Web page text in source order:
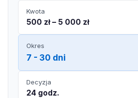
Kwota
500 zł – 5 000 zł
Okres
7 - 30 dni
Decyzja
24 godz.